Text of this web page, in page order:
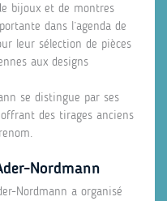
bijoux et de montres
dans l’agenda de
leur sélection de pièces
aux designs
se distingue par ses
des tirages anciens
Nordmann
Nordmann a organisé